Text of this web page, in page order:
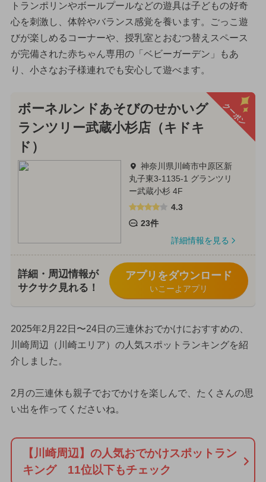
トランポリンやボールプールなどの遊具は子どもの好奇
心を刺激し、体幹やバランス感覚を養います。ごっこ遊
びが楽しめるコーナーや、授乳室とおむつ替えスペース
が完備された赤ちゃん専用の「ベビーガーデン」もあ
り、小さなお子様連れでも安心して遊べます。
クーポン
ボーネルンドあそびのせかいグ
ランツリー武蔵小杉店（キドキ
ド）
神奈川県川崎市中原区新
丸子東3-1135-1 グランツリ
ー武蔵小杉 4F
4.3
23件
詳細情報を見る
詳細・周辺情報が
サクサク見れる！
アプリをダウンロード
いこーよアプリ
2025年2月22日〜24日の三連休おでかけにおすすめの、
川崎周辺（川崎エリア）の人気スポットランキングを紹
介しました。
2月の三連休も親子でおでかけを楽しんで、たくさんの思
い出を作ってくださいね。
【川崎周辺】の人気おでかけスポットラン
キング 11位以下もチェック